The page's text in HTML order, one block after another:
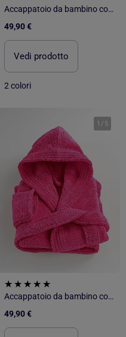
Accappatoio da bambino con cappuccio in spugna di cotone boucl? COCOON
49,90 €
Vedi prodotto
2 colori
1 / 5
Accappatoio da bambino con cappuccio in spugna di cotone boucl? COCOON
49,90 €